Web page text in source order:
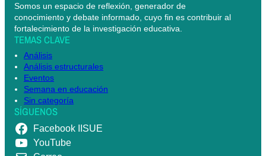
Somos un espacio de reflexión, generador de
conocimiento y debate informado, cuyo fin es contribuir al
fortalecimiento de la investigación educativa.
TEMAS CLAVE
Análisis
Análisis estructurales
Eventos
Semana en educación
Sin categoría
SÍGUENOS
Facebook IISUE
YouTube